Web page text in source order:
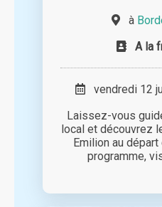
à
A la
vendredi 12
Laissez-vous
local et découvrez
Emilion au
programme,